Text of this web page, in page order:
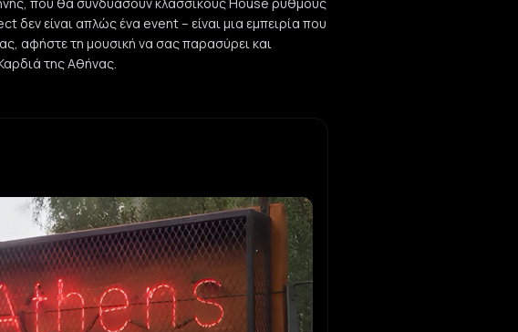
δεν είναι απλώς ένα event – είναι μια εμπειρία που
αφήστε τη μουσική να σας παρασύρει και
της Αθήνας.